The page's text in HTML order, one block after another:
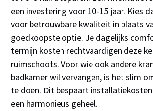
een investering voor 10-15 jaar. Kies
voor betrouwbare kwaliteit in plaats
goedkoopste optie. Je dagelijks
termijn kosten rechtvaardigen deze
ruimschoots. Voor wie ook andere
badkamer wil vervangen, is het slim
te doen. Dit bespaart
een harmonieus geheel.